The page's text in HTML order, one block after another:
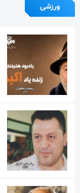
ورزشی